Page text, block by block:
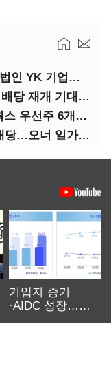
[IB토마토](IB&피플)강진구 법무법인 YK 기업거버넌스센터 센터장
[IB토마토]호텔신라, 흑자전환에 배당 재개 기대감…삼성생명도 웃을까
[IB토마토]CJ CGV, 올리브네트웍스 우선주 6개월 만에 상환…왜?
[IB토마토]예림당, 매출보다 큰 배당…오너 일가에 절반 간다
가입자 증가
·AIDC 성장…